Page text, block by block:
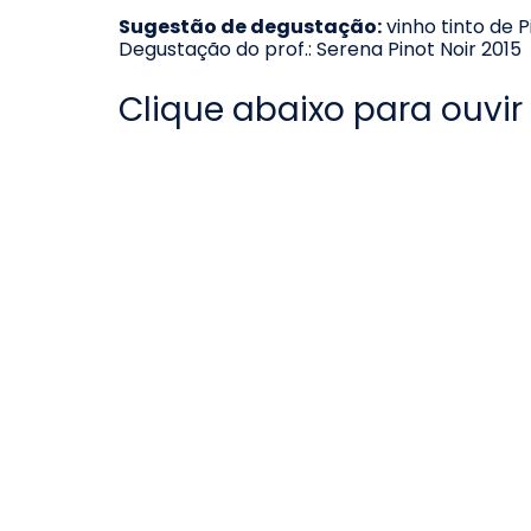
Sugestão de degustação: vinho tinto de
Degustação do prof.: Serena Pinot Noir 2015
Clique abaixo para